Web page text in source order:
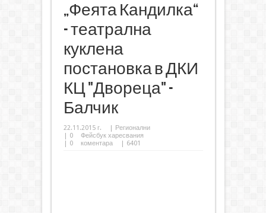
„Феята Кандилка“
- театрална
куклена
постановка в ДКИ
КЦ "Двореца" -
Балчик
22.11.2015 г.
Регионални
0
Фейсбук харесвания
0 коментара | 6401